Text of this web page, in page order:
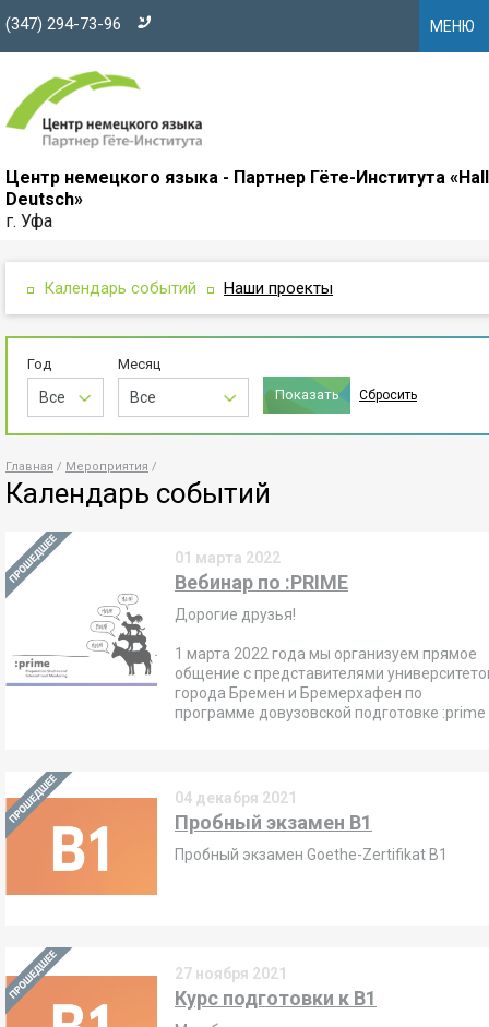
Календарь событий Наши проекты
Год
Все
Месяц
Все Сбросить
Главная Мероприятия
Календарь событий
01 марта 2022
Вебинар по :PRIME
Дорогие друзья!
1 марта 2022 года мы организуем прямое
общение с представителями
города Бремен и Бремерхафен по
программе довузовской подготовке :prime
04 декабря 2021
Пробный экзамен В1
Пробный экзамен Goethe-Zertifikat B1
27 ноября 2021
Курс подготовки к B1
(347) 294-73-96 МЕНЮ
Центр немецкого языка - Партнер Гёте-Института
Deutsch»
г. Уфа